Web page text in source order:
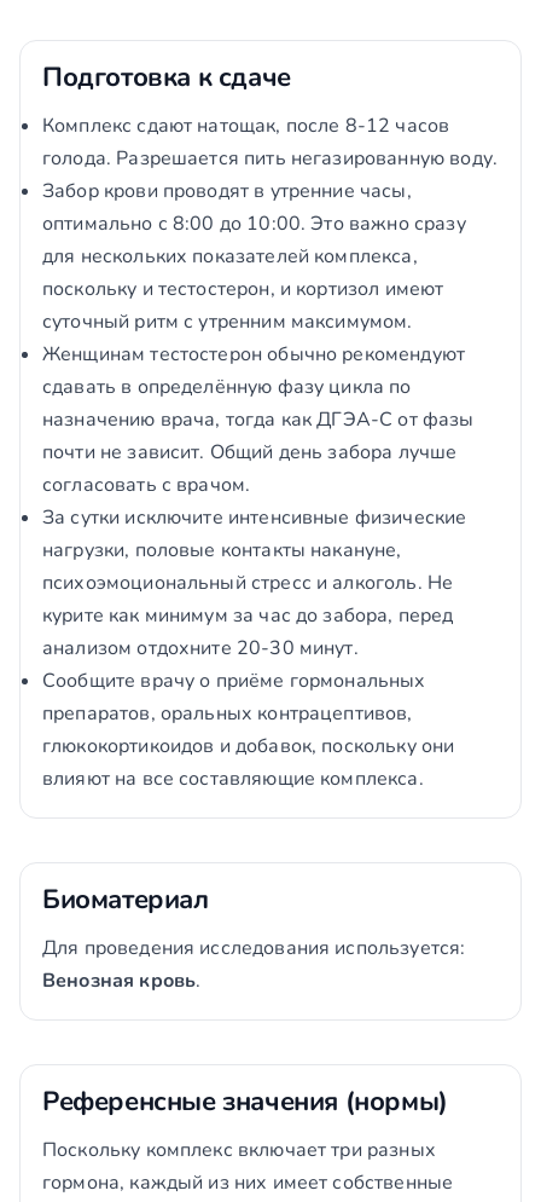
Подготовка к сдаче
Комплекс сдают натощак, после 8-12 часов
голода. Разрешается пить негазированную воду.
Забор крови проводят в утренние часы,
оптимально с 8:00 до 10:00. Это важно сразу
для нескольких показателей комплекса,
поскольку и тестостерон, и кортизол имеют
суточный ритм с утренним максимумом.
Женщинам тестостерон обычно рекомендуют
сдавать в определённую фазу цикла по
назначению врача, тогда как ДГЭА-С от фазы
почти не зависит. Общий день забора лучше
согласовать с врачом.
За сутки исключите интенсивные физические
нагрузки, половые контакты накануне,
психоэмоциональный стресс и алкоголь. Не
курите как минимум за час до забора, перед
анализом отдохните 20-30 минут.
Сообщите врачу о приёме гормональных
препаратов, оральных контрацептивов,
глюкокортикоидов и добавок, поскольку они
влияют на все составляющие комплекса.
Биоматериал
Для проведения исследования используется:
Венозная кровь.
Референсные значения (нормы)
Поскольку комплекс включает три разных
гормона, каждый из них имеет собственные